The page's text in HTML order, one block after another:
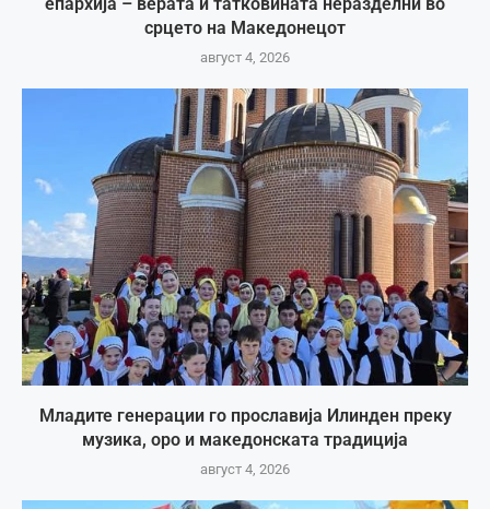
срцето на Македонецот
август 4, 2026
Младите генерации го прославија Илинден преку
музика, оро и македонската традиција
август 4, 2026